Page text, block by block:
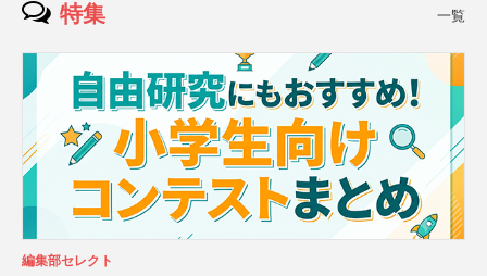
特集 一覧
編集部セレクト